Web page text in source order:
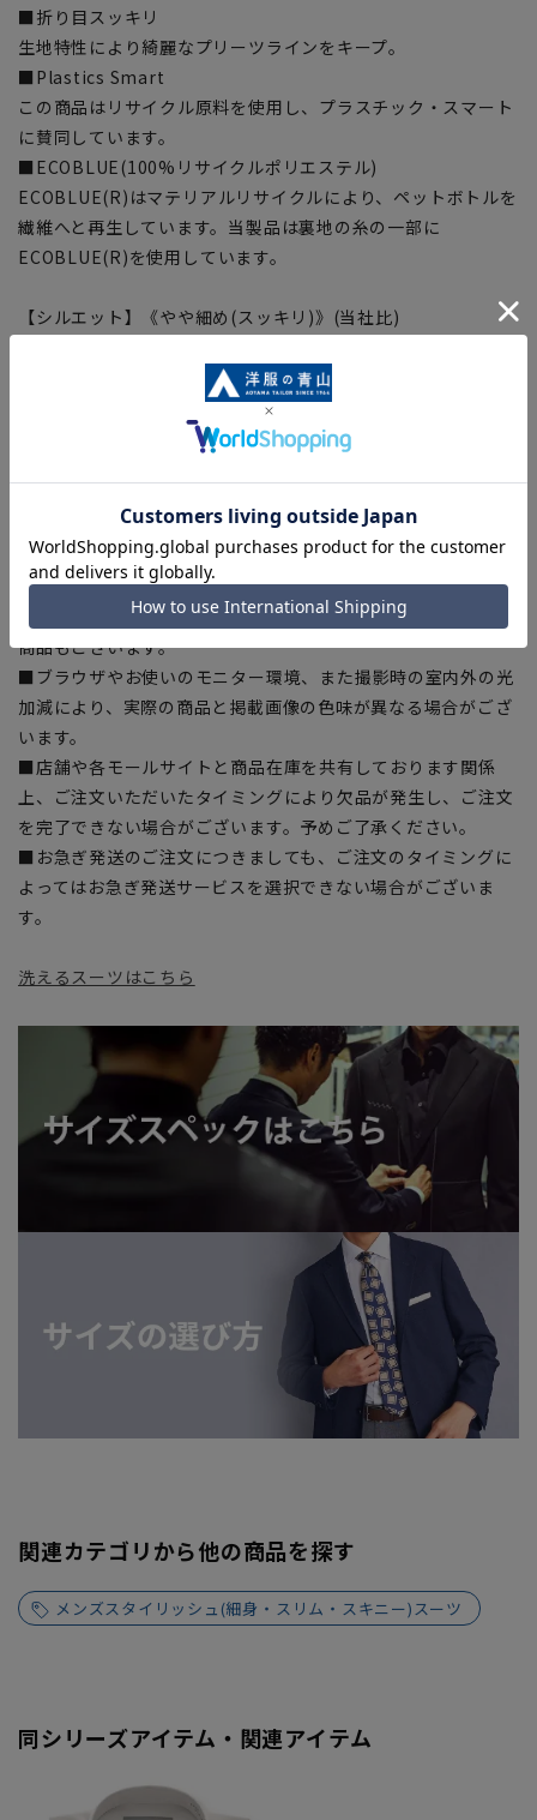
■折り目スッキリ
生地特性により綺麗なプリーツラインをキープ。
■Plastics Smart
この商品はリサイクル原料を使用し、プラスチック・スマート
に賛同しています。
■ECOBLUE(100%リサイクルポリエステル)
ECOBLUE(R)はマテリアルリサイクルにより、ペットボトルを
繊維へと再生しています。当製品は裏地の糸の一部に
ECOBLUE(R)を使用しています。
【シルエット】《やや細め(スッキリ)》(当社比)
■商品画像はサンプルのため、色味やサイズ等の仕様に変更が
ある場合がございますので、予めご了承ください。
■生地や仕様・デザインにより、着用感や実際のサイズ表に若
干の誤差が生じる場合がございます。予めご了承ください。
■サイズスペックは仕上がりサイズを記載しております。一
部、商品現物におすすめサイズ(ヌードサイズ)を記載している
商品もございます。
■ブラウザやお使いのモニター環境、また撮影時の室内外の光
加減により、実際の商品と掲載画像の色味が異なる場合がござ
います。
■店舗や各モールサイトと商品在庫を共有しております関係
上、ご注文いただいたタイミングにより欠品が発生し、ご注文
を完了できない場合がございます。予めご了承ください。
■お急ぎ発送のご注文につきましても、ご注文のタイミングに
よってはお急ぎ発送サービスを選択できない場合がございま
す。
洗えるスーツはこちら
関連カテゴリから他の商品を探す
メンズスタイリッシュ(細身・スリム・スキニー)スーツ
同シリーズアイテム・関連アイテム